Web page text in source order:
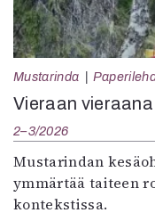
Mustarinda
Vieraan vieraana
2–3/2026
Mustarindan
ymmärtää taiteen
kontekstissa.